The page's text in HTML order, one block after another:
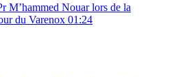
M’hammed Nouar lors de la
du Varenox 01:24